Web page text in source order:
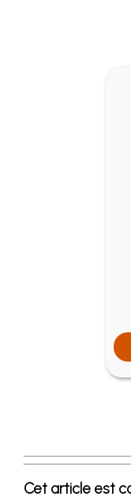
Cet article est